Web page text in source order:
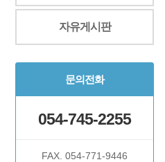
자유게시판
문의전화
054-745-2255
FAX. 054-771-9446